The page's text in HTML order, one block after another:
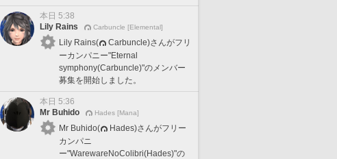
本日 5:38
Lily Rains
Carbuncle [Elemental]
Lily Rains(
Carbuncle)さんがフリ
ーカンパニー"Eternal
symphony(Carbuncle)"のメンバー
募集を開始しました。
本日 5:36
Mr Buhido
Hades [Mana]
Mr Buhido(
Hades)さんがフリー
カンパニ
ー"WarewareNoColibri(Hades)"の